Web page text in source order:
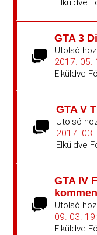
Elküldve
GTA 3
Utolsó
2017. 05.
Elküldve
GTA V
Utolsó
2017.
Elküldve
GTA IV
Utolsó
09. 03.
Elküldve